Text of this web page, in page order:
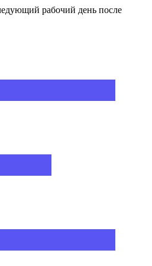
рабочий день после